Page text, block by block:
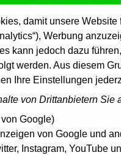
wurde um 1910 in
lernte in Berlin und
Von 1936 bis 1946 war
gilt heute als Grande
- Das Portrait verbindet
einer persönlichen
damit unsere
Werbung
kann jedoch dazu
werden. Aus diesem
Ihre Einstellungen
von Drittanbietern Sie
Google)
von Google und
Instagram, YouTube